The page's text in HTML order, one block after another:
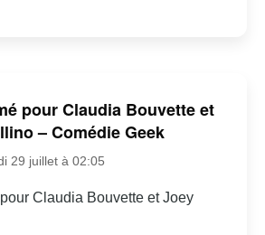
pour Claudia Bouvette et
– Comédie Geek
29 juillet à 02:05
Claudia Bouvette et Joey